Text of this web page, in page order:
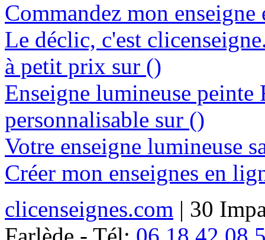
Commandez mon
Le déclic, c'est
à petit prix sur ()
Enseigne lumineuse
personnalisable sur ()
Votre enseigne lumineuse
Créer mon enseignes en
clicenseignes.com | 30